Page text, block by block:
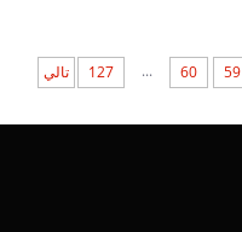
59
60
...
127 تالي